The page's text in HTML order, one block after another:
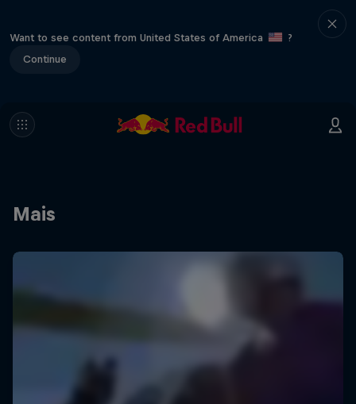
Want to see content from United States of America
?
Continue
Mais